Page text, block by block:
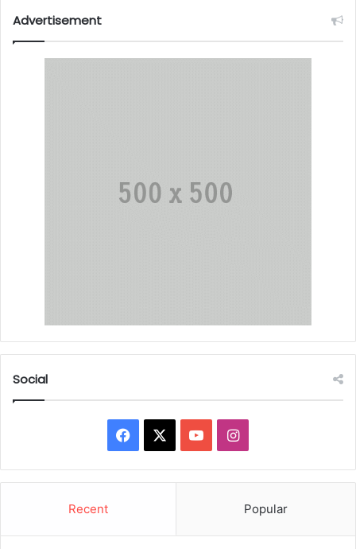
Advertisement
Social
Facebook YouTubeInstagram
Recent Popular